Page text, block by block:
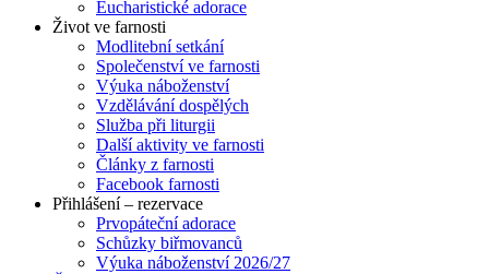
Eucharistické adorace
Život ve farnosti
Modlitební setkání
Společenství ve farnosti
Výuka náboženství
Vzdělávání dospělých
Služba při liturgii
Další aktivity ve farnosti
Články z farnosti
Facebook farnosti
Přihlášení – rezervace
Prvopáteční adorace
Schůzky biřmovanců
Výuka náboženství 2026/27